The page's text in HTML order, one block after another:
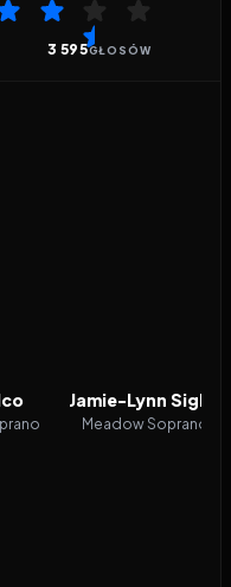
3 595GŁOSÓW
Jamie-Lynn Sigler
Meadow Soprano